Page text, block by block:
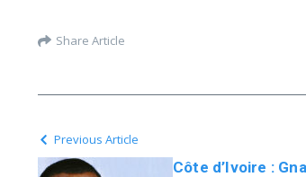
Share Article
Previous Article
Côte d’Ivoire :